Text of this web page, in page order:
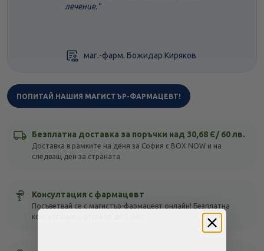
лечение."
маг.-фарм. Божидар Киряков
ПОПИТАЙ НАШИЯ МАГИСТЪР-ФАРМАЦЕВТ!
Безплатна доставка за поръчки над 30,68 Є/ 60 лв.
Доставка в рамките на деня за София с BOX NOW и на
следващ ден за страната
Консултация с фармацевт
Посъветвай се с магистър-фармацевт онлайн! Безплатна
консултация с отговор до 1 час!